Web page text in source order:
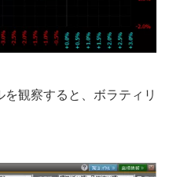
観察すると、ボラティリ